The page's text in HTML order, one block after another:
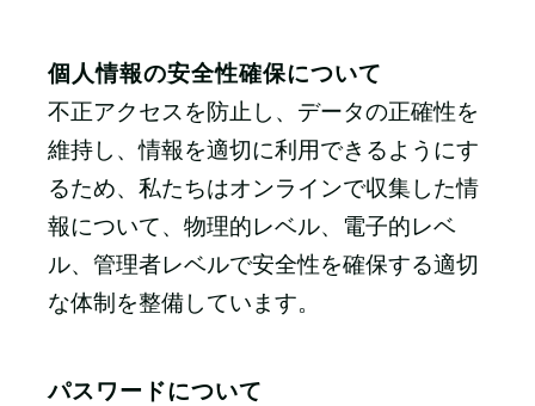
個人情報の安全性確保について
不正アクセスを防止し、データの正確性を
維持し、情報を適切に利用できるようにす
るため、私たちはオンラインで収集した情
報について、物理的レベル、電子的レベ
ル、管理者レベルで安全性を確保する適切
な体制を整備しています。
パスワードについて